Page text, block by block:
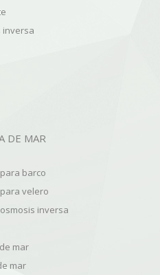
inversa
DE MAR
barco
velero
inversa
mar
mar